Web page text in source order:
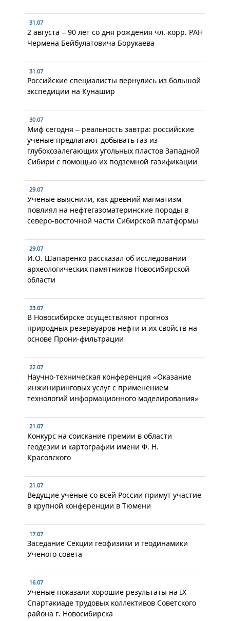
31.07
2 августа – 90 лет со дня рождения чл.-корр. РАН
Чермена Бейбулатовича Борукаева
31.07
Российские специалисты вернулись из большой
экспедиции на Кунашир
30.07
Миф сегодня – реальность завтра: российские
учёные предлагают добывать газ из
глубокозалегающих угольных пластов Западной
Сибири с помощью их подземной газификации
29.07
Ученые выяснили, как древний магматизм
повлиял на нефтегазоматеринские породы в
северо-восточной части Сибирской платформы
29.07
И.О. Шапаренко рассказал об исследовании
археологических памятников Новосибирской
области
23.07
В Новосибирске осуществляют прогноз
природных резервуаров нефти и их свойств на
основе Прони-фильтрации
22.07
Научно-техническая конференция «Оказание
инжиниринговых услуг с применением
технологий информационного моделирования»
21.07
Конкурс на соискание премии в области
геодезии и картографии имени Ф. Н.
Красовского
21.07
Ведущие учёные со всей России примут участие
в крупной конференции в Тюмени
17.07
Заседание Секции геофизики и геодинамики
Ученого совета
16.07
Учёные показали хорошие результаты на IX
Спартакиаде трудовых коллективов Советского
района г. Новосибирска